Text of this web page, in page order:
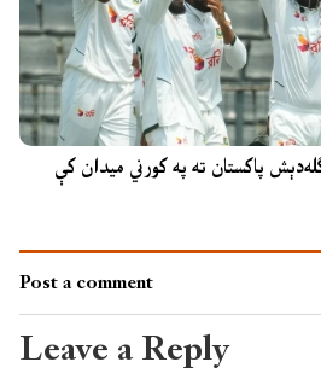
پاکستان ته په کورني میدان کې
Post a comment
Leave a Reply